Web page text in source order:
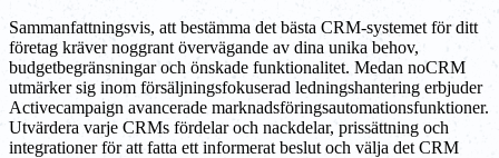
Sammanfattningsvis, att bestämma det bästa CRM-systemet för ditt
företag kräver noggrant övervägande av dina unika behov,
budgetbegränsningar och önskade funktionalitet. Medan noCRM
utmärker sig inom försäljningsfokuserad ledningshantering erbjuder
Activecampaign avancerade marknadsföringsautomationsfunktioner.
Utvärdera varje CRMs fördelar och nackdelar, prissättning och
integrationer för att fatta ett informerat beslut och välja det CRM